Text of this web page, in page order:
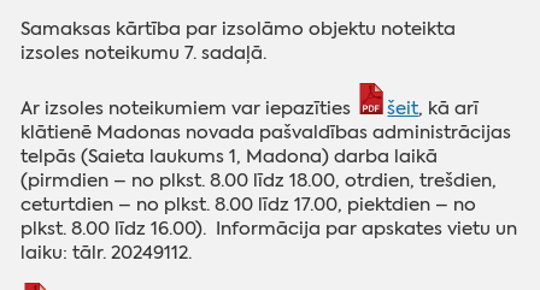
Samaksas kārtība par izsolāmo objektu noteikta
izsoles noteikumu 7. sadaļā.
Ar izsoles noteikumiem var iepazīties šeit, kā arī
klātienē Madonas novada pašvaldības administrācijas
telpās (Saieta laukums 1, Madona) darba laikā
(pirmdien – no plkst. 8.00 līdz 18.00, otrdien, trešdien,
ceturtdien – no plkst. 8.00 līdz 17.00, piektdien – no
plkst. 8.00 līdz 16.00). Informācija par apskates vietu un
laiku: tālr. 20249112.